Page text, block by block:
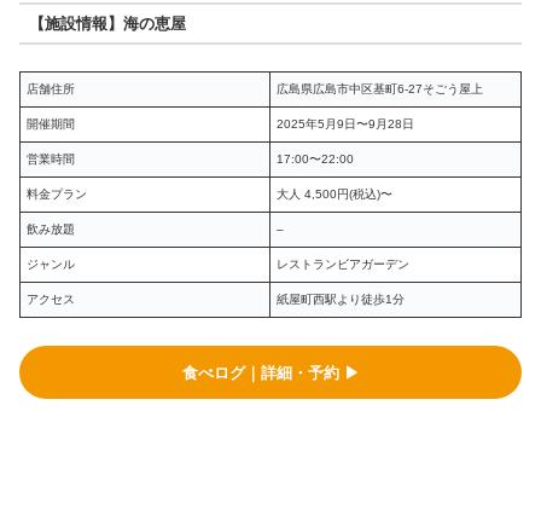
【施設情報】 海の恵屋
店舗住所 広島県広島市中区基町6-27そごう屋上
開催期間 2025年5月9日〜9月28日
営業時間 17:00〜22:00
料金プラン 大人 4,500円(税込)〜
飲み放題 –
ジャンル レストランビアガーデン
アクセス 紙屋町西駅より徒歩1分
食べログ｜詳細・予約 ▶︎